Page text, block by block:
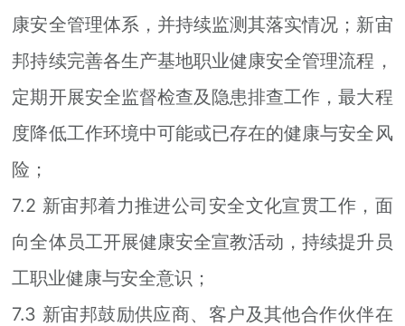
康安全管理体系，并持续监测其落实情况；新宙
邦持续完善各生产基地职业健康安全管理流程，
定期开展安全监督检查及隐患排查工作，最大程
度降低工作环境中可能或已存在的健康与安全风
险；
7.2 新宙邦着力推进公司安全文化宣贯工作，面
向全体员工开展健康安全宣教活动，持续提升员
工职业健康与安全意识；
7.3 新宙邦鼓励供应商、客户及其他合作伙伴在